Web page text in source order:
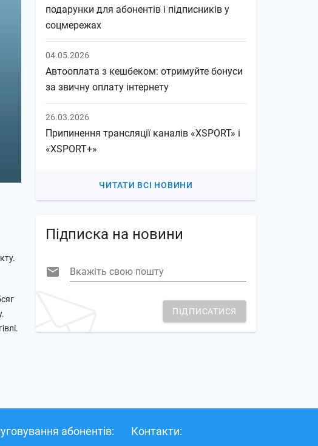
подарунки для абонентів і підписників у
соцмережах
04.05.2026
Автооплата з кешбеком: отримуйте бонуси
за звичну оплату інтернету
26.03.2026
Припинення трансляції каналів «XSPORT» і
«XSPORT+»
ЧИТАТИ ВСІ НОВИНИ
Підписка на новини
Вкажіть свою пошту
ПІДПИСАТИСЯ
абонентів: Контакти: